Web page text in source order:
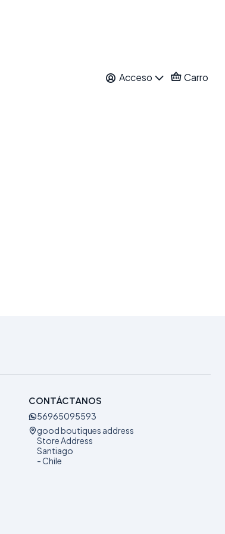
Acceso Carro
CONTÁCTANOS
56965095593
good boutiques address
Store Address
Santiago
- Chile